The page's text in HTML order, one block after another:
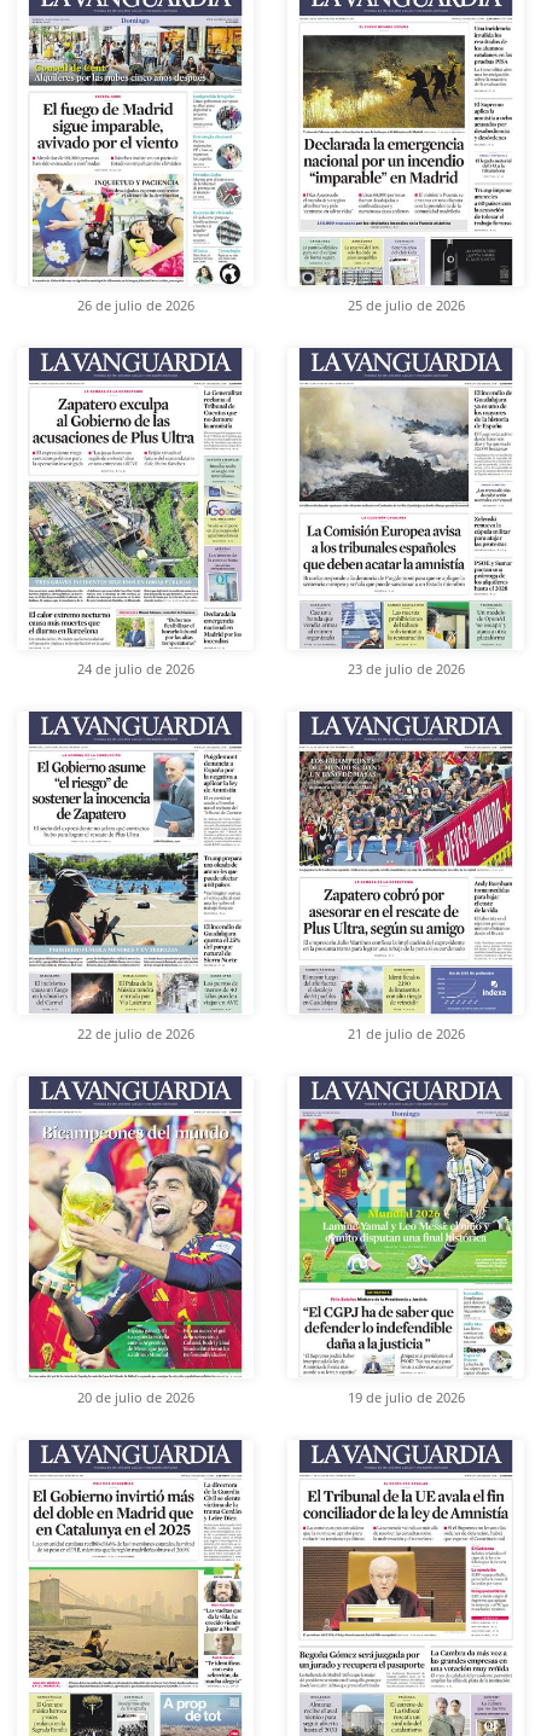
26 de julio de 2026 25 de julio de 2026
24 de julio de 2026 23 de julio de 2026
22 de julio de 2026 21 de julio de 2026
20 de julio de 2026 19 de julio de 2026